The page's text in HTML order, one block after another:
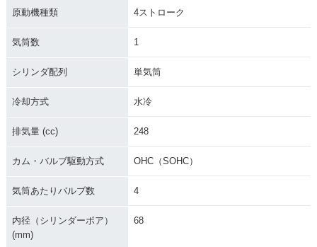
原動機種類 4ストローク
気筒数 1
シリンダ配列 単気筒
冷却方式 水冷
排気量 (cc) 248
カム・バルブ駆動方式 OHC（SOHC）
気筒あたりバルブ数 4
内径（シリンダーボア）
(mm)
68